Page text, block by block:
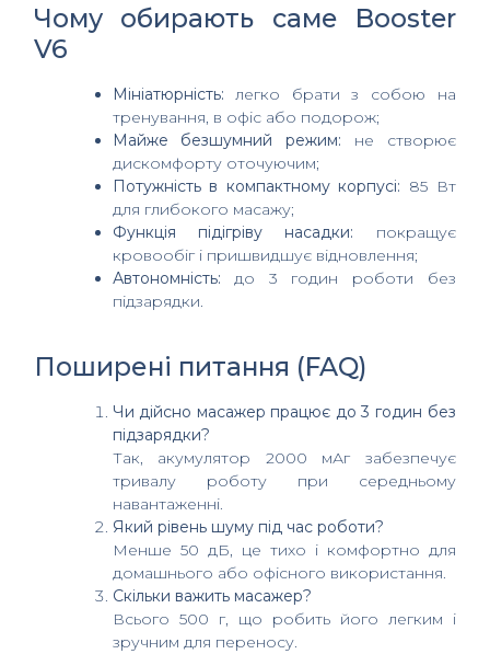
Чому обирають саме Booster
V6
Мініатюрність: легко брати з собою на
тренування, в офіс або подорож;
Майже безшумний режим: не створює
дискомфорту оточуючим;
Потужність в компактному корпусі: 85 Вт
для глибокого масажу;
Функція підігріву насадки: покращує
кровообіг і пришвидшує відновлення;
Автономність: до 3 годин роботи без
підзарядки.
Поширені питання (FAQ)
Чи дійсно масажер працює до 3 годин без
підзарядки?
Так, акумулятор 2000 мАг забезпечує
тривалу роботу при середньому
навантаженні.
Який рівень шуму під час роботи?
Менше 50 дБ, це тихо і комфортно для
домашнього або офісного використання.
Скільки важить масажер?
Всього 500 г, що робить його легким і
зручним для переносу.